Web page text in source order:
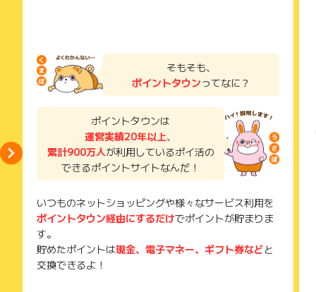
了などのメールは、ポイント獲得するまで必ず保管してくださ
獲得待ち・獲得失敗の状態でお問い合わせされる際に、該当の
メールを送っていただく場合がございます。
そのため、紛失・破棄された場合は対応いたしかねますので、
ご注意ください。
(※) SafariやChromeなどwebサイトを表示するアプリのこと
ユーカーパックは、サービス開始当初の2016年4月から「エス
クロー方式（第三者預かり型取引）」導入しています。
オークションには車両情報のみを掲載し、個人情報はお車の購
入者以外に公開されません。
さらに、お客様と買取店との取引を仲介し、一時的に売買代金
をお預かりするので、
「車を引き渡したのに代金が支払われない」といったトラブル
を未然に防ぎ、安心してご利用いただけます。
【ユーカーパックの特長】
・査定は1回だけ！複数社への対応は不要！
・やり取りはユーカーパック1社だけ！
・全国8,000店以上参加するオークションで高値がつくチャン
そもそも、
ポイントタウンってなに？
ポイントタウンは
運営実績20年以上、
累計900万人が利用しているポイ活の
できるポイントサイトなんだ！
いつものネットショッピングや様々なサービス利用を
ポイントタウン経由にするだけでポイントが貯まりま
す。
貯めたポイントは現金、電子マネー、ギフト券などと
交換できるよ！